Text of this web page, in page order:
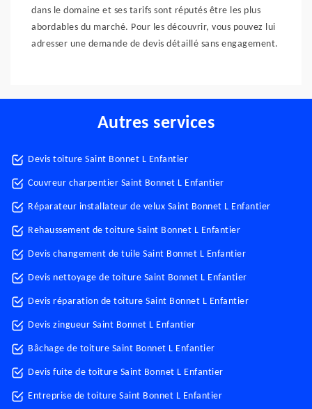
dans le domaine et ses tarifs sont réputés être les plus
abordables du marché. Pour les découvrir, vous pouvez lui
adresser une demande de devis détaillé sans engagement.
Autres services
Devis toiture Saint Bonnet L Enfantier
Couvreur charpentier Saint Bonnet L Enfantier
Réparateur installateur de velux Saint Bonnet L Enfantier
Rehaussement de toiture Saint Bonnet L Enfantier
Devis changement de tuile Saint Bonnet L Enfantier
Devis nettoyage de toiture Saint Bonnet L Enfantier
Devis réparation de toiture Saint Bonnet L Enfantier
Devis zingueur Saint Bonnet L Enfantier
Bâchage de toiture Saint Bonnet L Enfantier
Devis fuite de toiture Saint Bonnet L Enfantier
Entreprise de toiture Saint Bonnet L Enfantier